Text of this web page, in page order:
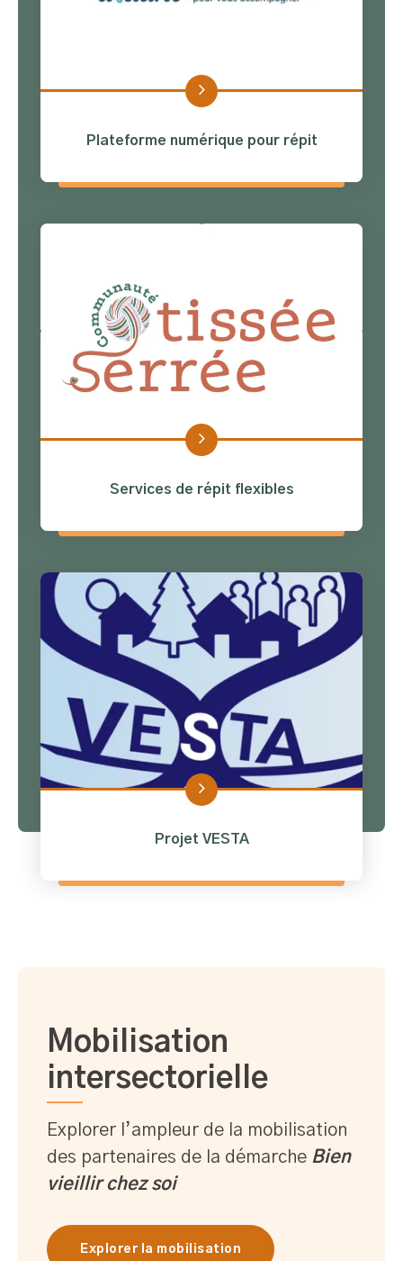
Plateforme numérique pour répit
Services de répit flexibles
Projet VESTA
Mobilisation
intersectorielle
Explorer l’ampleur de la mobilisation
des partenaires de la démarche Bien
vieillir chez soi
Explorer la mobilisation